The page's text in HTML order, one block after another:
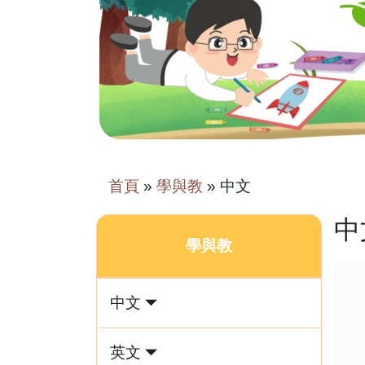
首頁 » 學與教 » 中文
學與教
中文
英文